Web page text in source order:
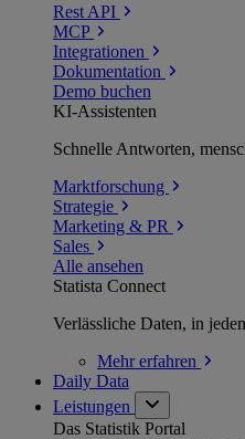
Rest API
MCP
Integrationen
Dokumentation
Demo buchen
KI-Assistenten
Schnelle Antworten,
Marktforschung
Strategie
Marketing & PR
Sales
Alle ansehen
Statista Connect
Verlässliche Daten, in
Mehrerfahren
Daily Data
Leistungen
Das Statistik Portal